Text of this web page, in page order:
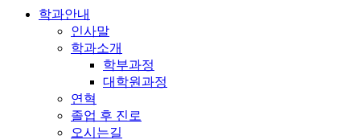
학과안내
인사말
학과소개
학부과정
대학원과정
연혁
졸업 후 진로
오시는길